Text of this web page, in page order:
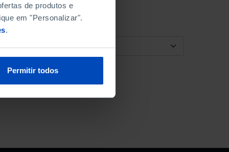
de produtos e
em "Personalizar".
.
Permitir todos
ORDENAR POR